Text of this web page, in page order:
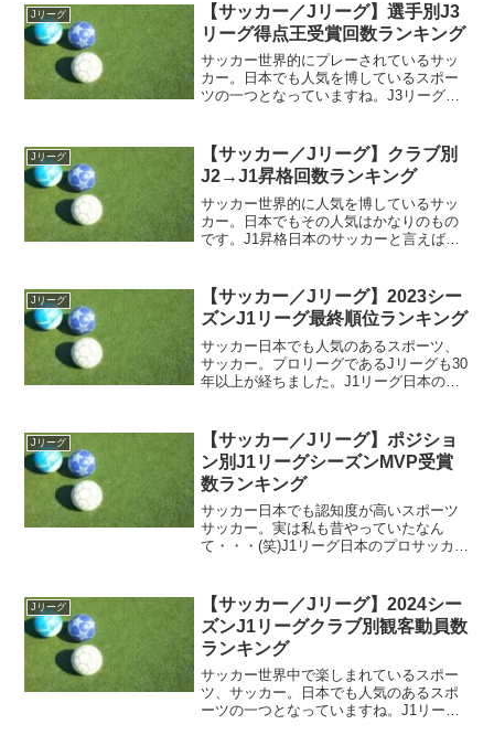
Jリーグ
【サッカー／Jリーグ】選手別J3
リーグ得点王受賞回数ランキング
サッカー世界的にプレーされているサッ
カー。日本でも人気を博しているスポー
ツの一つとなっていますね。J3リーグ現
グ、2部リーグとなるJ2、3部リーグの
J3。ここまでが...
Jリーグ
【サッカー／Jリーグ】クラブ別
J2→J1昇格回数ランキング
サッカー世界的に人気を博しているサッ
カー。日本でもその人気はかなりのもの
です。J1昇格日本のサッカーと言えば、J
して君臨しているJリーグ。プロサッカー
リーグとなっており...
Jリーグ
【サッカー／Jリーグ】2023シー
ズンJ1リーグ最終順位ランキング
サッカー日本でも人気のあるスポーツ、
サッカー。プロリーグであるJリーグも30
年以上が経ちました。J1リーグ日本のプ
カテゴリであるJ1リーグ、2部リーグ相当
のJ2リーグ...
Jリーグ
【サッカー／Jリーグ】ポジショ
ン別J1リーグシーズンMVP受賞
数ランキング
サッカー日本でも認知度が高いスポーツ
サッカー。実は私も昔やっていたなん
て・・・(笑)J1リーグ日本のプロサッカー
ニュースなんかを見ていると、野球と共
にプロサッカーであ...
Jリーグ
【サッカー／Jリーグ】2024シー
ズンJ1リーグクラブ別観客動員数
ランキング
サッカー世界中で楽しまれているスポー
ツ、サッカー。日本でも人気のあるスポ
ーツの一つとなっていますね。J1リーグ